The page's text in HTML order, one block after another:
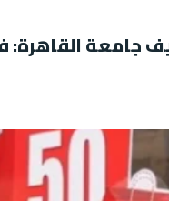
جامعة القاهرة: